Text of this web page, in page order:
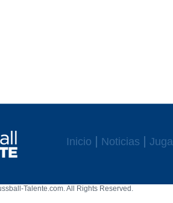
Inicio Noticias
Talente.com. All Rights Reserved.